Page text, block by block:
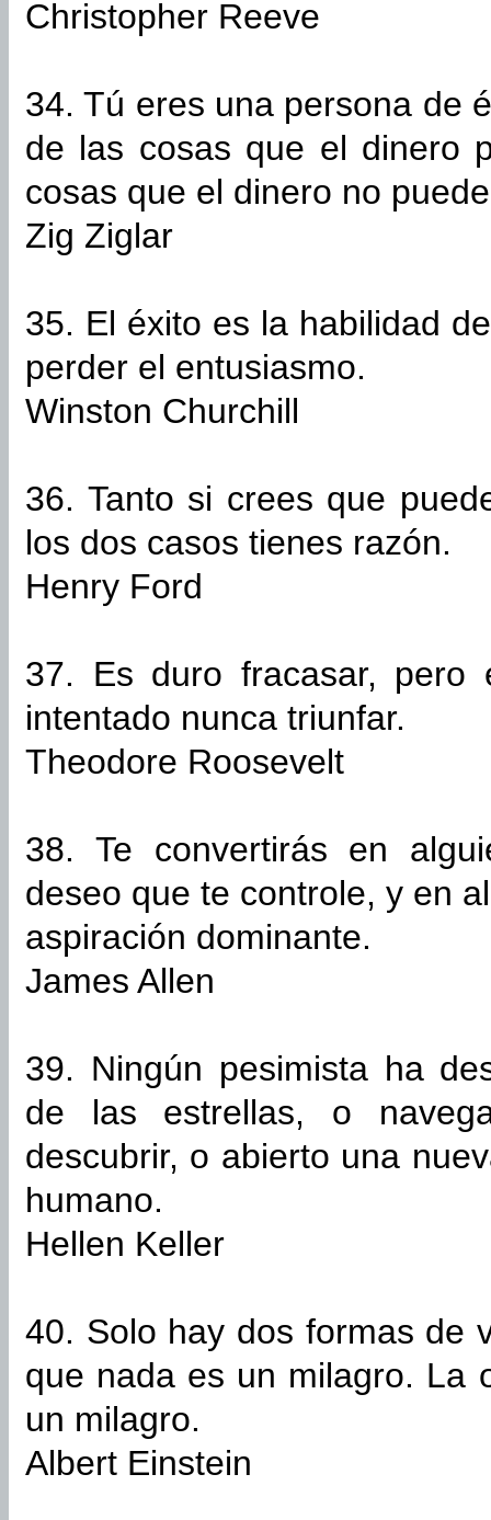
Christopher Reeve
34. Tú eres una persona de
de las cosas que el dinero
cosas que el dinero no
Zig Ziglar
35. El éxito es la habilidad
perder el entusiasmo.
Winston Churchill
36. Tanto si crees que
los dos casos tienes razón.
Henry Ford
37. Es duro fracasar,
intentado nunca triunfar.
Theodore Roosevelt
38. Te convertirás en
deseo que te controle, y en
aspiración dominante.
James Allen
39. Ningún pesimista ha
de las estrellas, o
descubrir, o abierto una
humano.
Hellen Keller
40. Solo hay dos formas de
que nada es un milagro. La
un milagro.
Albert Einstein